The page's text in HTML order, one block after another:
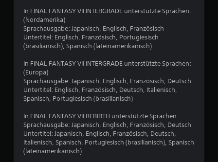
6
o
n
In FINAL FANTASY VII INTERGRADE unterstützte Sprachen:
(Nordamerika)
Sprachausgabe: Japanisch, Englisch, Französisch
Untertitel: Englisch, Französisch, Portugiesisch
(brasilianisch), Spanisch (lateinamerikanisch)
In FINAL FANTASY VII INTERGRADE unterstützte Sprachen:
(Europa)
Sprachausgabe: Japanisch, Englisch, Französisch, Deutsch
Untertitel: Englisch, Französisch, Deutsch, Italienisch,
Spanisch, Portugiesisch (brasilianisch)
In FINAL FANTASY VII REBIRTH unterstützte Sprachen:
Sprachausgabe: Japanisch, Englisch, Französisch, Deutsch
Untertitel: Japanisch, Englisch, Französisch, Deutsch,
Italienisch, Spanisch, Portugiesisch (brasilianisch), Spanisch
(lateinamerikanisch)